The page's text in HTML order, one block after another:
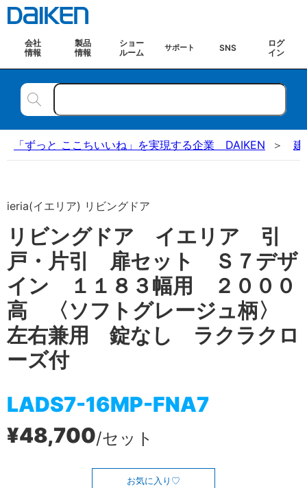
会社
情報
製品
情報
ショー
ルーム
サポート SNS
ログ
イン
「ずっと ここちいいね」を実現する企業 DAIKEN 建
ieria(イエリア) リビングドア
リビングドア イエリア 引
戸・片引 扉セット Ｓ７デザ
イン １１８３幅用 ２０００
高 〈ソフトグレージュ柄〉
左右兼用 錠なし ラクラクロ
ーズ付
LADS7-16MP-FNA7
¥48,700/セット
お気に入り